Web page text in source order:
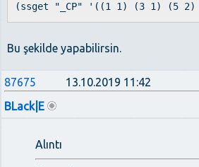
(ssget "_CP" '((1 1) (3 1) (5
Bu şekilde yapabilirsin.
87675
13.10.2019 11:42
BLack|E
Alıntı